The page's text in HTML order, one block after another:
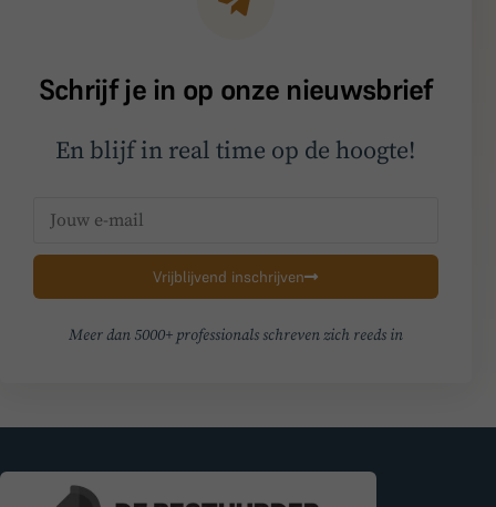
Schrijf je in op onze nieuwsbrief
En blijf in real time op de hoogte!
Vrijblijvend inschrijven
Meer dan 5000+ professionals schreven zich reeds in